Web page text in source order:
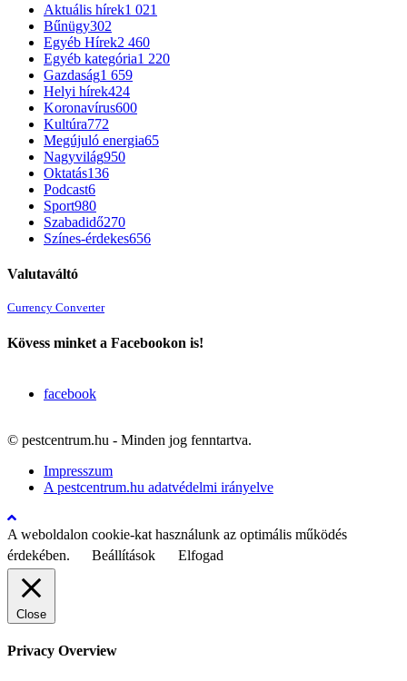
Aktuális hírek1 021
Bűnügy302
Egyéb Hírek2 460
Egyéb kategória1 220
Gazdaság1 659
Helyi hírek424
Koronavírus600
Kultúra772
Megújuló energia65
Nagyvilág950
Oktatás136
Podcast6
Sport980
Szabadidő270
Színes-érdekes656
Valutaváltó
Currency Converter
Kövess minket a Facebookon is!
facebook
© pestcentrum.hu - Minden jog fenntartva.
Impresszum
A pestcentrum.hu adatvédelmi irányelve
A weboldalon cookie-kat használunk az optimális működés
érdekében.
Beállítások Elfogad
Close
Privacy Overview